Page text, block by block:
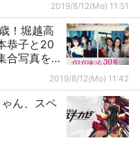
2019/8/12(Mo) 11:51
！堀越高
恭子と20
合写真を
2019/8/12(Mo) 11:42
ん、スペ